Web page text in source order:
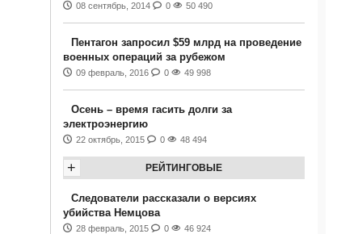
08 сентябрь, 2014 0 50 490
Пентагон запросил $59 млрд на проведение
военных операций за рубежом
09 февраль, 2016 0 49 998
Осень – время гасить долги за
электроэнергию
22 октябрь, 2015 0 48 494
РЕЙТИНГОВЫЕ
+
Следователи рассказали о версиях
убийства Немцова
28 февраль, 2015 0 46 924